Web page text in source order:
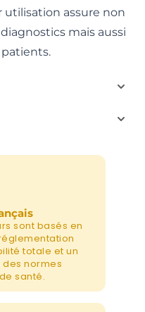
utilisation assure non
mais aussi
sont basés en
totale et un
normes
santé.